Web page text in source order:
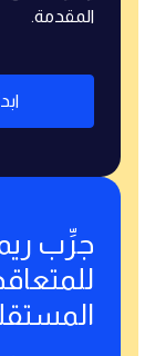
المقدمة.
جرِّب